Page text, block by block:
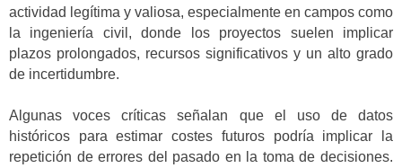
actividad legítima y valiosa, especialmente en campos como
la ingeniería civil, donde los proyectos suelen implicar
plazos prolongados, recursos significativos y un alto grado
de incertidumbre.
Algunas voces críticas señalan que el uso de datos
históricos para estimar costes futuros podría implicar la
repetición de errores del pasado en la toma de decisiones.